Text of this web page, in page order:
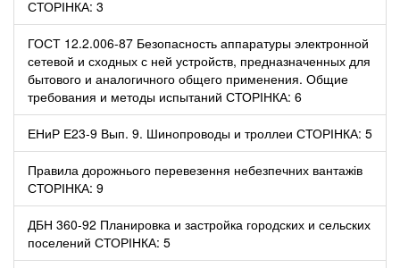
СТОРІНКА: 3
ГОСТ 12.2.006-87 Безопасность аппаратуры электронной
сетевой и сходных с ней устройств, предназначенных для
бытового и аналогичного общего применения. Общие
требования и методы испытаний СТОРІНКА: 6
ЕНиР Е23-9 Вып. 9. Шинопроводы и троллеи СТОРІНКА: 5
Правила дорожнього перевезення небезпечних вантажів
СТОРІНКА: 9
ДБН 360-92 Планировка и застройка городских и сельских
поселений СТОРІНКА: 5